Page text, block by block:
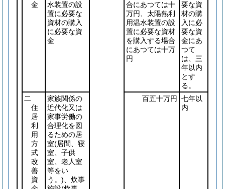
金
水装置の設
置に必要な
資材の購入
に必要な資
金
合にあつては十
万円、太陽熱利
用温水装置の設
置に必要な資材
を購入する場合
にあつては十万
円
要な資
材の購
入に必
要な資
金にあ
つて
は、三
年以内
とす
る。
二
住
居
利
用
方
式
改
善
資
家族関係の
近代化又は
家事労働の
合理化を図
るための居
室(居間、寝
室、子供
室、老人室
等をい
う。) 、炊事
百五十万円
七年以
内